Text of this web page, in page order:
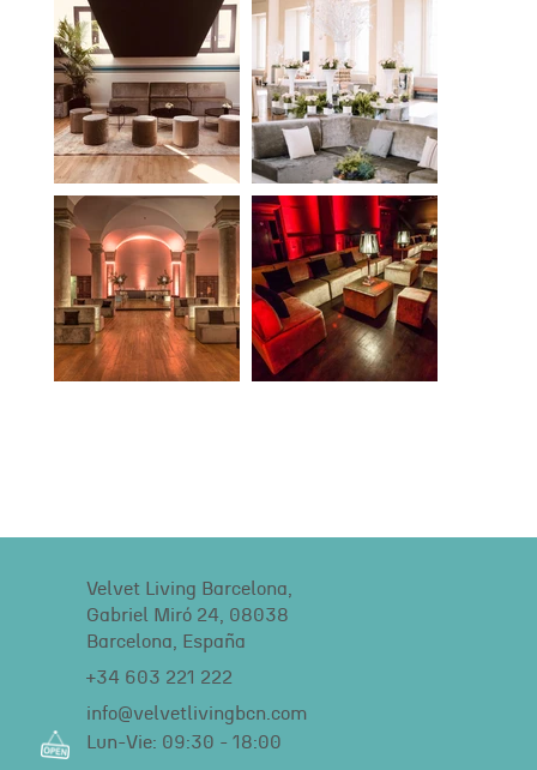
info@velvetlivingbcn.com
+34 603 221 222
Velvet Living Barcelona,
Gabriel Miró 24, 08038
Barcelona, España
Lun-Vie: 09:30 - 18:00